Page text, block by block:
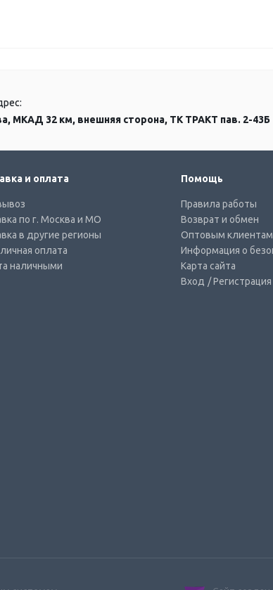
МКАД 32 км, внешняя сторона, ТК ТРАКТ пав. 2-43Б
и оплата
по г. Москва и МО
в другие регионы
оплата
наличными
Помощь
Правила работы
Возврат и обмен
Оптовым клиентам
Информация о
Карта сайта
Вход / Регистрация